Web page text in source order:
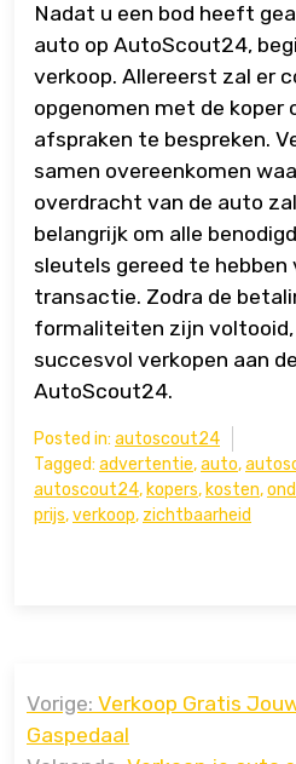
Nadat u een bod heeft
auto op AutoScout24,
verkoop. Allereerst zal er
opgenomen met de koper
afspraken te bespreken.
samen overeenkomen
overdracht van de auto
belangrijk om alle
sleutels gereed te hebben
transactie. Zodra de
formaliteiten zijn
succesvol verkopen aan
AutoScout24.
Posted in: autoscout24
Tagged: advertentie,auto,
autoscout24, kopers, kosten,
prijs,verkoop, zichtbaarheid
navigatie
Vorige: Verkoop Gratis
Gaspedaal